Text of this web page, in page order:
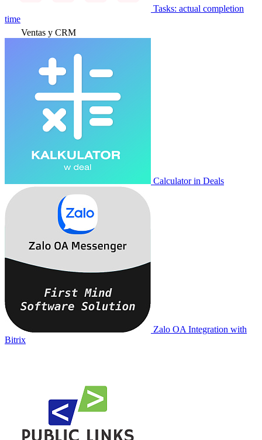
Tasks: actual completion
time
Ventas y CRM
Calculator in Deals
Zalo OA Integration with
Bitrix